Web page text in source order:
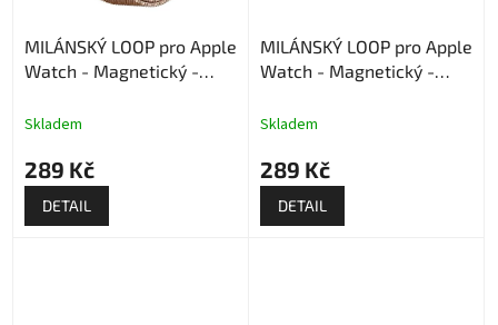
MILÁNSKÝ LOOP pro Apple
Watch - Magnetický -
Skladem
289 Kč
DETAIL
MILÁNSKÝ LOOP pro Apple
Watch - Magnetický -
Skladem
289 Kč
DETAIL